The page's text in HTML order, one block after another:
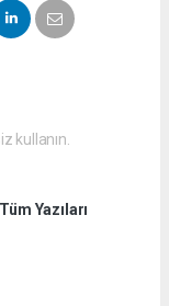
kullanın.
Yazıları